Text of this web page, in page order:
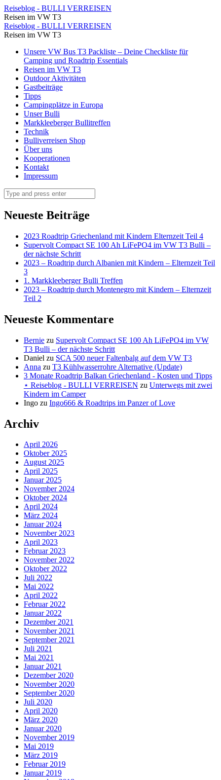
Na
dann
heißt
wohl
Sachen
packen
und
weiter
fahren
Reiseblog
BULLI
VERREISEN
Reiseblog - BULLI VERREISEN
Reisen im VW T3
Na
dann
heißt
wohl
Sachen
packen
und
weiter
fahren
Reiseblog
-
BULLI
VERREISEN
Reiseblog - BULLI VERREISEN
Reisen im VW T3
Skip
content
Unsere VW Bus T3 Packliste – Deine Checkliste für
Camping und Roadtrip Essentials
Reisen im VW T3
Outdoor Aktivitäten
Gastbeiträge
Tipps
Campingplätze in Europa
Unser Bulli
Markkleeberger Bullitreffen
Technik
Bulliverreisen Shop
Über uns
Kooperationen
Kontakt
Impressum
Search
Neueste Beiträge
2023 Roadtrip Griechenland mit Kindern Elternzeit Teil 4
Supervolt Compact SE 100 Ah LiFePO4 im VW T3 Bulli –
der nächste Schritt
2023 – Roadtrip durch Albanien mit Kindern – Elternzeit Teil
3
1. Markkleeberger Bulli Treffen
2023 – Roadtrip durch Montenegro mit Kindern – Elternzeit
Teil 2
Neueste Kommentare
Bernie zu Supervolt Compact SE 100 Ah LiFePO4 im VW
T3 Bulli – der nächste Schritt
Daniel zu SCA 500 neuer Faltenbalg auf dem VW T3
Anna zu T3 Kühlwasserrohre Alternative (Update)
3 Monate Roadtrip Balkan Griechenland - Kosten und Tipps
⋆ Reiseblog - BULLI VERREISEN zu Unterwegs mit zwei
Kindern im Camper
Ingo zu Ingo666 & Roadtrips im Panzer of Love
Archiv
April 2026
Oktober 2025
August 2025
April 2025
Januar 2025
November 2024
Oktober 2024
April 2024
März 2024
Januar 2024
November 2023
April 2023
Februar 2023
November 2022
Oktober 2022
Juli 2022
Mai 2022
April 2022
Februar 2022
Januar 2022
Dezember 2021
November 2021
September 2021
Juli 2021
Mai 2021
Januar 2021
Dezember 2020
November 2020
September 2020
Juli 2020
April 2020
März 2020
Januar 2020
November 2019
Mai 2019
März 2019
Februar 2019
Januar 2019